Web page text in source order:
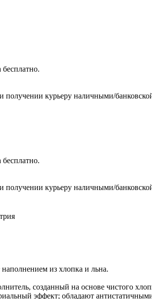
получении курьеру наличными/
получении курьеру наличными/
из хлопка и льна.
созданный на основе чистого
эффект; обладают